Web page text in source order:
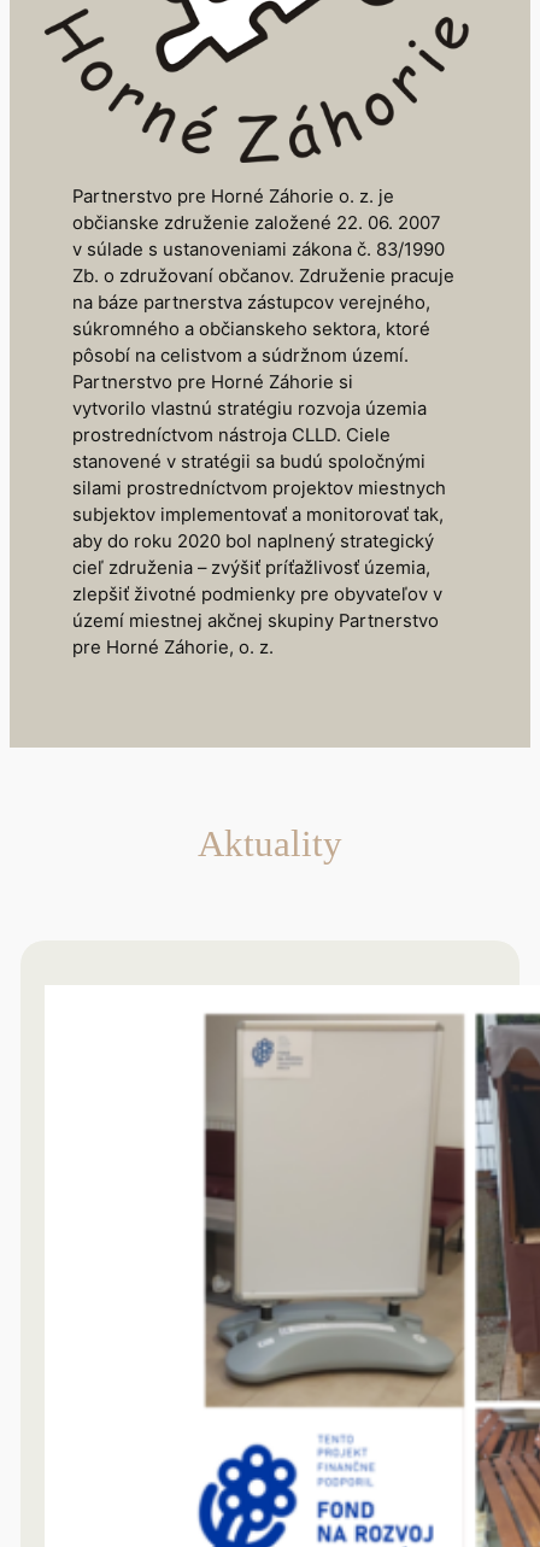
Partnerstvo pre Horné Záhorie o. z. je
občianske združenie založené 22. 06. 2007
v súlade s ustanoveniami zákona č. 83/1990
Zb. o združovaní občanov. Združenie pracuje
na báze partnerstva zástupcov verejného,
súkromného a občianskeho sektora, ktoré
pôsobí na celistvom a súdržnom území.
Partnerstvo pre Horné Záhorie si
vytvorilo vlastnú stratégiu rozvoja územia
prostredníctvom nástroja CLLD. Ciele
stanovené v stratégii sa budú spoločnými
silami prostredníctvom projektov miestnych
subjektov implementovať a monitorovať tak,
aby do roku 2020 bol naplnený strategický
cieľ združenia – zvýšiť príťažlivosť územia,
zlepšiť životné podmienky pre obyvateľov v
území miestnej akčnej skupiny Partnerstvo
pre Horné Záhorie, o. z.
Aktuality